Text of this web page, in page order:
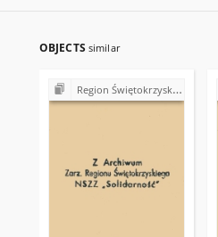
OBJECTS similar
Region Świętokrzyski NSZZ "Solidarność". Delegatura Starachowice